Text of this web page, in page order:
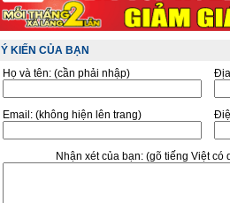
Ý KIẾN CỦA BẠN
Họ và tên: (cần phải nhập)
Email: (không hiện lên trang)
Nhận xét của bạn: (gõ tiếng Việt có